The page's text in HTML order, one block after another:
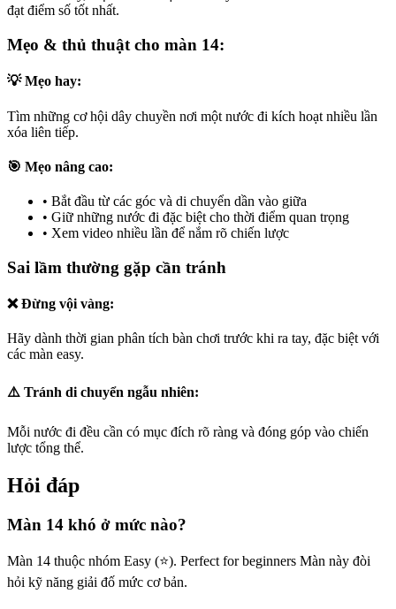
đạt điểm số tốt nhất.
Mẹo & thủ thuật cho màn 14:
💡 Mẹo hay:
Tìm những cơ hội dây chuyền nơi một nước đi kích hoạt nhiều lần
xóa liên tiếp.
🎯 Mẹo nâng cao:
• Bắt đầu từ các góc và di chuyển dần vào giữa
• Giữ những nước đi đặc biệt cho thời điểm quan trọng
• Xem video nhiều lần để nắm rõ chiến lược
Sai lầm thường gặp cần tránh
❌ Đừng vội vàng:
Hãy dành thời gian phân tích bàn chơi trước khi ra tay, đặc biệt với
các màn easy.
⚠️ Tránh di chuyển ngẫu nhiên:
Mỗi nước đi đều cần có mục đích rõ ràng và đóng góp vào chiến
lược tổng thể.
Hỏi đáp
Màn 14 khó ở mức nào?
Màn 14 thuộc nhóm Easy (⭐). Perfect for beginners Màn này đòi
hỏi kỹ năng giải đố mức cơ bản.